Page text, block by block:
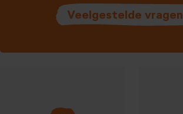
Veelgestelde vragen